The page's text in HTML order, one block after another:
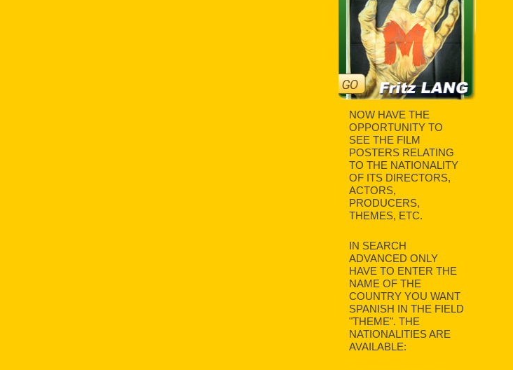
NOW HAVE THE
OPPORTUNITY TO
SEE THE FILM
POSTERS RELATING
TO THE NATIONALITY
OF ITS DIRECTORS,
ACTORS,
PRODUCERS,
THEMES, ETC.
IN SEARCH
ADVANCED ONLY
HAVE TO ENTER THE
NAME OF THE
COUNTRY YOU WANT
SPANISH IN THE FIELD
"THEME". THE
NATIONALITIES ARE
AVAILABLE: